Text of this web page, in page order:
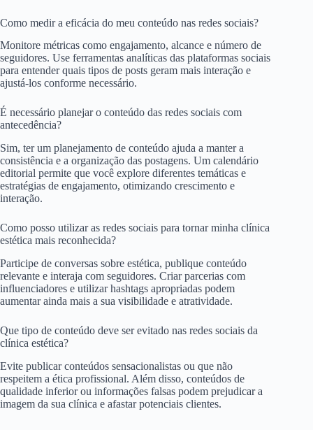
Como medir a eficácia do meu conteúdo nas redes sociais?
Monitore métricas como engajamento, alcance e número de
seguidores. Use ferramentas analíticas das plataformas sociais
para entender quais tipos de posts geram mais interação e
ajustá-los conforme necessário.
É necessário planejar o conteúdo das redes sociais com
antecedência?
Sim, ter um planejamento de conteúdo ajuda a manter a
consistência e a organização das postagens. Um calendário
editorial permite que você explore diferentes temáticas e
estratégias de engajamento, otimizando crescimento e
interação.
Como posso utilizar as redes sociais para tornar minha clínica
estética mais reconhecida?
Participe de conversas sobre estética, publique conteúdo
relevante e interaja com seguidores. Criar parcerias com
influenciadores e utilizar hashtags apropriadas podem
aumentar ainda mais a sua visibilidade e atratividade.
Que tipo de conteúdo deve ser evitado nas redes sociais da
clínica estética?
Evite publicar conteúdos sensacionalistas ou que não
respeitem a ética profissional. Além disso, conteúdos de
qualidade inferior ou informações falsas podem prejudicar a
imagem da sua clínica e afastar potenciais clientes.